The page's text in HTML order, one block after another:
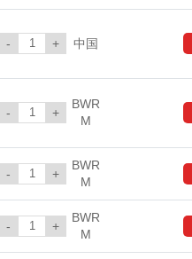
- + 中国
- +
BWR
M
- +
BWR
M
- +
BWR
M